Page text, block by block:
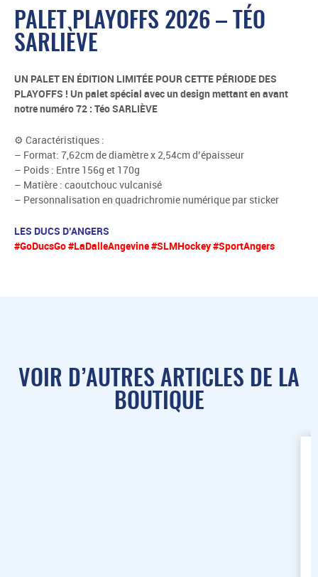
PALET PLAYOFFS 2026 – TÉO
SARLIÈVE
UN PALET EN ÉDITION LIMITÉE POUR CETTE PÉRIODE DES
PLAYOFFS ! Un palet spécial avec un design mettant en avant
notre numéro 72 : Téo SARLIÈVE
⚙ Caractéristiques :
– Format: 7,62cm de diamètre x 2,54cm d’épaisseur
– Poids : Entre 156g et 170g
– Matière : caoutchouc vulcanisé
– Personnalisation en quadrichromie numérique par sticker
LES DUCS D’ANGERS
#GoDucsGo #LaDalleAngevine #SLMHockey #SportAngers
VOIR D’AUTRES ARTICLES DE LA
BOUTIQUE